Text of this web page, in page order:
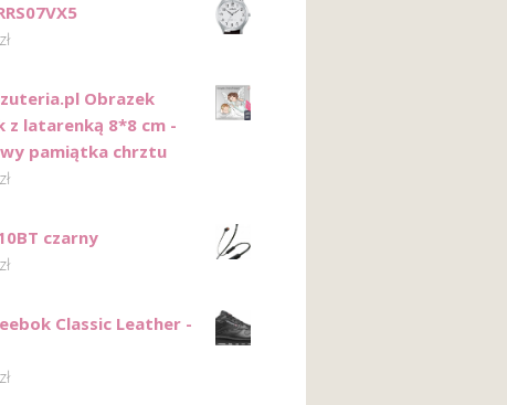
zł
Obrazek
z latarenką 8*8 cm -
pamiątka chrztu
zł
czarny
zł
Classic Leather -
zł